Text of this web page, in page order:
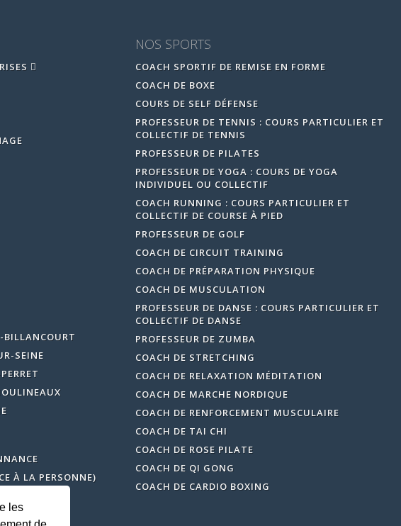
BILLANCOURT
SEINE
À LA PERSONNE)
NOS SPORTS
COACH SPORTIF DE REMISE EN FORME
COACH DE BOXE
COURS DE SELF DÉFENSE
PROFESSEUR DE TENNIS : COURS PARTICULIER ET
COLLECTIF DE TENNIS
PROFESSEUR DE PILATES
PROFESSEUR DE YOGA : COURS DE YOGA
INDIVIDUEL OU COLLECTIF
COACH RUNNING : COURS PARTICULIER ET
COLLECTIF DE COURSE À PIED
PROFESSEUR DE GOLF
COACH DE CIRCUIT TRAINING
COACH DE PRÉPARATION PHYSIQUE
COACH DE MUSCULATION
PROFESSEUR DE DANSE : COURS PARTICULIER ET
COLLECTIF DE DANSE
PROFESSEUR DE ZUMBA
COACH DE STRETCHING
COACH DE RELAXATION MÉDITATION
COACH DE MARCHE NORDIQUE
COACH DE RENFORCEMENT MUSCULAIRE
COACH DE TAI CHI
COACH DE ROSE PILATE
COACH DE QI GONG
COACH DE CARDIO BOXING
les